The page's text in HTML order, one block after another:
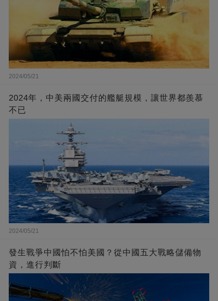
2024/05/21
2024年，中美兩國交付的艦艇規模，讓世界都羨慕
不已
2024/05/21
發生戰爭中國怕不怕美國？從中國五大戰略儲備物
資，進行判斷